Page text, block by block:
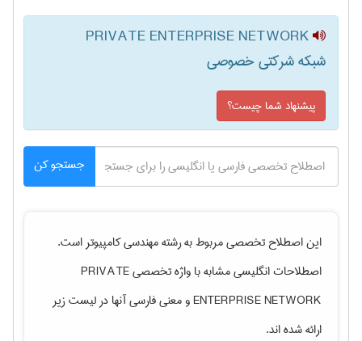
PRIVATE ENTERPRISE NETWORK
شبکه شرکتی خصوصی
پیشنهاد شما چیست؟
جستجو کن
این اصطلاح تخصصی مربوط به رشتهمهندسی كامپيوتراست.
اصطلاحات انگلیسی مشابه با واژه تخصصیPRIVATE
ENTERPRISE NETWORKو معنی فارسی آنها در لیست زیر
ارائه شده اند.